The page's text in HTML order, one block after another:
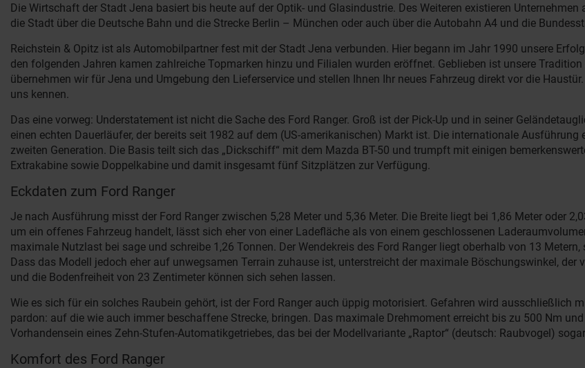
Die Wirtschaft der Stadt Jena basiert bis heute auf der Optik- und Glasindustrie. Des Weiteren existieren
die Stadt über die Deutsche Bahn und die Strecke Berlin – München oder auch über die Autobahn A4 und die
Reichstein & Opitz ist als Automobilpartner fest mit der Stadt Jena verbunden. Hier begann im Jahr 1990 unsere
den folgenden Jahren kamen zahlreiche Topmarken hinzu und Filialen wurden eröffnet. Geblieben ist unsere
übernehmen wir für Jena und Umgebung den Lieferservice und stellen Ihnen Ihr neues Fahrzeug direkt vor die
uns kennen.
Das eine vorweg: Understatement ist nicht die Sache des Ford Ranger. Groß ist der Pick-Up und in seiner
einen echten Dauerläufer, der bereits seit 1982 auf dem (US-amerikanischen) Markt ist. Die internationale
zweiten Generation. Die Basis teilt sich das „Dickschiff“ mit dem Mazda BT-50 und trumpft mit einigen
Extrakabine sowie Doppelkabine und damit insgesamt fünf Sitzplätzen zur Verfügung.
Eckdaten zum Ford Ranger
Je nach Ausführung misst der Ford Ranger zwischen 5,28 Meter und 5,36 Meter. Die Breite liegt bei 1,86 Meter oder
um ein offenes Fahrzeug handelt, lässt sich eher von einer Ladefläche als von einem geschlossenen
maximale Nutzlast bei sage und schreibe 1,26 Tonnen. Der Wendekreis des Ford Ranger liegt oberhalb von 13
Dass das Modell jedoch eher auf unwegsamen Terrain zuhause ist, unterstreicht der maximale Böschungswinkel,
und die Bodenfreiheit von 23 Zentimeter können sich sehen lassen.
Wie es sich für ein solches Raubein gehört, ist der Ford Ranger auch üppig motorisiert. Gefahren wird ausschließlich
pardon: auf die wie auch immer beschaffene Strecke, bringen. Das maximale Drehmoment erreicht bis zu 500 Nm
Vorhandensein eines Zehn-Stufen-Automatikgetriebes, das bei der Modellvariante „Raptor“ (deutsch: Raubvogel)
Komfort des Ford Ranger